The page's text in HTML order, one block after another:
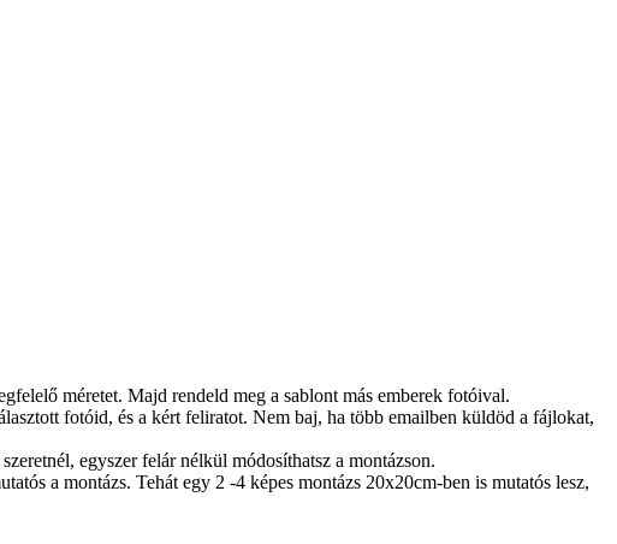
méretet. Majd rendeld meg a sablont más emberek fotóival.
fotóid, és a kért feliratot. Nem baj, ha több emailben küldöd a fájlokat,
egyszer felár nélkül módosíthatsz a montázson.
a montázs. Tehát egy 2 -4 képes montázs 20x20cm-ben is mutatós lesz,